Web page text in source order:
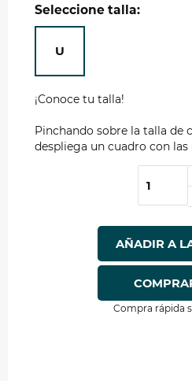
Seleccione talla:
U
¡Conoce tu talla!
Pinchando sobre la talla de
despliega un cuadro con las
AÑADIR A
Compra rápida